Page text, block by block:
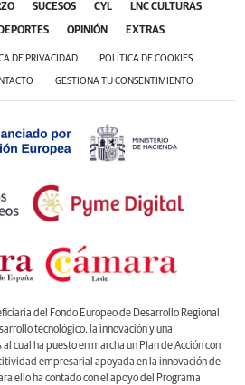
SUCESOS CYL LNC CULTURAS
DEPORTES OPINIÓN EXTRAS
DE PRIVACIDAD POLÍTICA DE COOKIES
GESTIONA TU CONSENTIMIENTO
del Fondo Europeo de Desarrollo Regional,
tecnológico, la innovación y una
cual ha puesto en marcha un Plan de Acción con
empresarial apoyada en la innovación de
ello ha contado con el apoyo del Programa